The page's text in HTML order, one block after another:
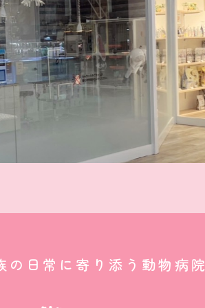
の日常に寄り添う動物病